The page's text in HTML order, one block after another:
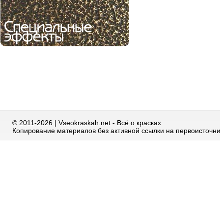
© 2011-2026 | Vseokraskah.net - Всё о красках
Копирование материалов без активной ссылки на